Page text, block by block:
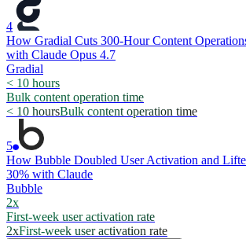
4
How Gradial Cuts 300-Hour Content
with Claude Opus 4.7
Gradial
< 10 hours
Bulk content operation time
< 10 hoursBulk content operation time
5
How Bubble Doubled User Activation and
30% with Claude
Bubble
2x
First-week user activation rate
2xFirst-week user activation rate